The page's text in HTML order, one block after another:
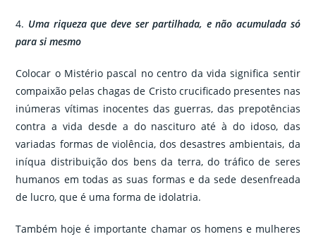
4. Uma riqueza que deve ser partilhada, e não acumulada só
para si mesmo
Colocar o Mistério pascal no centro da vida significa sentir
compaixão pelas chagas de Cristo crucificado presentes nas
inúmeras vítimas inocentes das guerras, das prepotências
contra a vida desde a do nascituro até à do idoso, das
variadas formas de violência, dos desastres ambientais, da
iníqua distribuição dos bens da terra, do tráfico de seres
humanos em todas as suas formas e da sede desenfreada
de lucro, que é uma forma de idolatria.
Também hoje é importante chamar os homens e mulheres